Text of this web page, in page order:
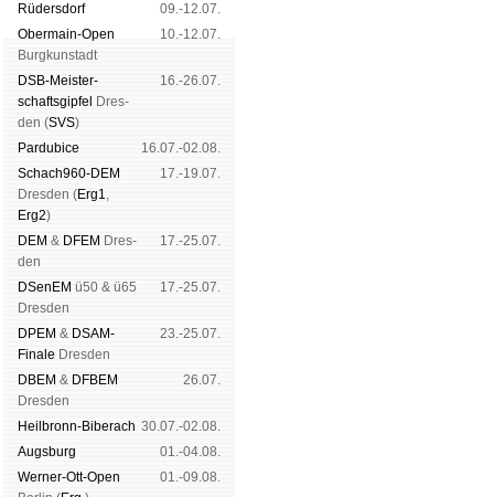
Rüders­dorf
09.-12.07.
Ober­main-Open
Burg­kun­stadt
10.-12.07.
DSB-Meister­
schafts­gipfel
Dres­
den (SVS)
16.-26.07.
Pardu­bice
16.07.-02.08.
Schach960-DEM
Dres­den (Erg1,
Erg2)
17.-19.07.
DEM & DFEM Dres­
den
17.-25.07.
DSenEM ü50 & ü65
Dres­den
17.-25.07.
DPEM & DSAM-
Finale Dres­den
23.-25.07.
DBEM & DFBEM
Dres­den
26.07.
Heil­bronn-Bi­ber­ach 30.07.-02.08.
Augs­burg
01.-04.08.
Werner-Ott-Open
01.-09.08.